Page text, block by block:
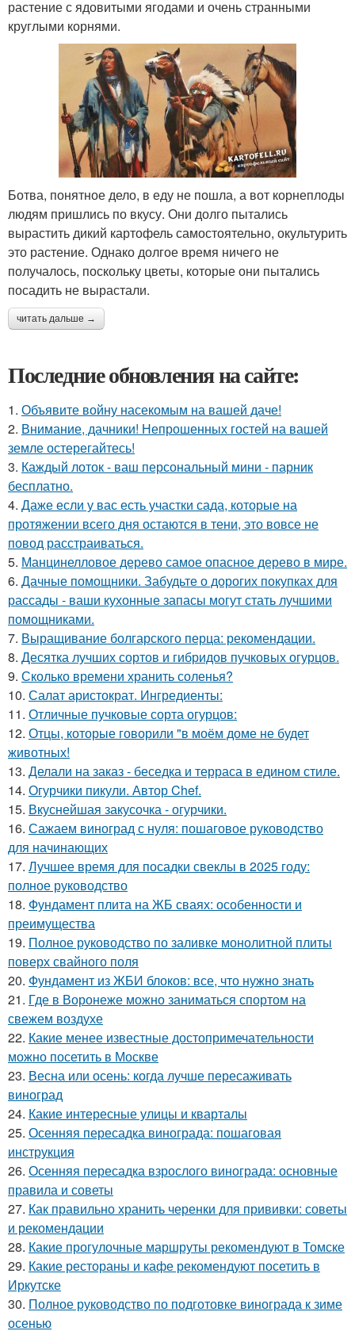
растение с ядовитыми ягодами и очень странными
круглыми корнями.
Ботва, понятное дело, в еду не пошла, а вот корнеплоды
людям пришлись по вкусу. Они долго пытались
вырастить дикий картофель самостоятельно, окультурить
это растение. Однако долгое время ничего не
получалось, поскольку цветы, которые они пытались
посадить не вырастали.
читать дальше →
Последние обновления на сайте:
1. Объявите войну насекомым на вашей даче!
2. Внимание, дачники! Непрошенных гостей на вашей
земле остерегайтесь!
3. Каждый лоток - ваш персональный мини - парник
бесплатно.
4. Даже если у вас есть участки сада, которые на
протяжении всего дня остаются в тени, это вовсе не
повод расстраиваться.
5. Манцинелловое дерево самое опасное дерево в мире.
6. Дачные помощники. Забудьте о дорогих покупках для
рассады - ваши кухонные запасы могут стать лучшими
помощниками.
7. Выращивание болгарского перца: рекомендации.
8. Десятка лучших сортов и гибридов пучковых огурцов.
9. Сколько времени хранить соленья?
10. Салат аристократ. Ингредиенты:
11. Отличные пучковые сорта огурцов:
12. Отцы, которые говорили "в моём доме не будет
животных!
13. Делали на заказ - беседка и терраса в едином стиле.
14. Огурчики пикули. Автор Chef.
15. Вкуснейшая закусочка - огурчики.
16. Сажаем виноград с нуля: пошаговое руководство
для начинающих
17. Лучшее время для посадки свеклы в 2025 году:
полное руководство
18. Фундамент плита на ЖБ сваях: особенности и
преимущества
19. Полное руководство по заливке монолитной плиты
поверх свайного поля
20. Фундамент из ЖБИ блоков: все, что нужно знать
21. Где в Воронеже можно заниматься спортом на
свежем воздухе
22. Какие менее известные достопримечательности
можно посетить в Москве
23. Весна или осень: когда лучше пересаживать
виноград
24. Какие интересные улицы и кварталы
25. Осенняя пересадка винограда: пошаговая
инструкция
26. Осенняя пересадка взрослого винограда: основные
правила и советы
27. Как правильно хранить черенки для прививки: советы
и рекомендации
28. Какие прогулочные маршруты рекомендуют в Томске
29. Какие рестораны и кафе рекомендуют посетить в
Иркутске
30. Полное руководство по подготовке винограда к зиме
осенью